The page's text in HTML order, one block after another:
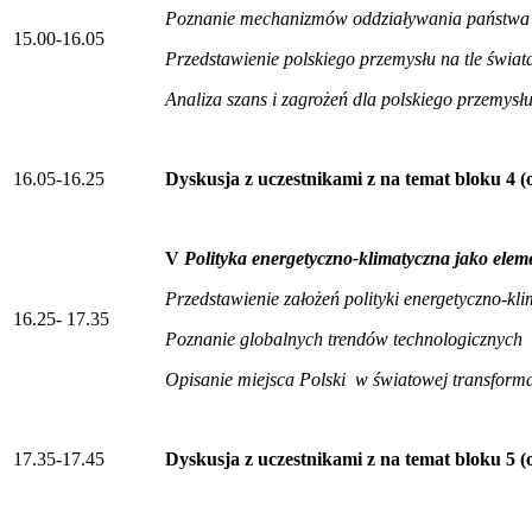
15.00-16.05
Poznanie mechanizmów oddziaływania
Przedstawienie polskiego przemysłu na tle
Analiza szans i zagrożeń dla polskiego przemysłu
16.05-16.25 Dyskusja z uczestnikami z na temat bloku 4
16.25- 17.35
V Polityka energetyczno-klimatyczna jako
Przedstawienie założeń polityki energetyczno-
Poznanie globalnych trendów technologicznych
Opisanie miejsca Polski w światowej
17.35-17.45 Dyskusja z uczestnikami z na temat bloku 5